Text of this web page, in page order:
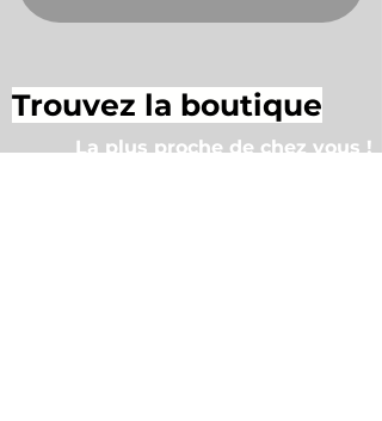
Trouvez la boutique
La plus proche de chez vous !